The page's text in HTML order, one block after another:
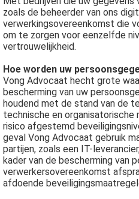
zoals de beheerder van ons
verwerkingsovereenkomst die
om te zorgen voor eenzelfde
vertrouwelijkheid.
Hoe worden uw
Vong Advocaat hecht grote
bescherming van uw
houdend met de stand van de
technische en organisatorische
risico afgestemd
geval Vong Advocaat gebruik
partijen, zoals een IT-
kader van de bescherming van
verwerkersovereenkomst
afdoende